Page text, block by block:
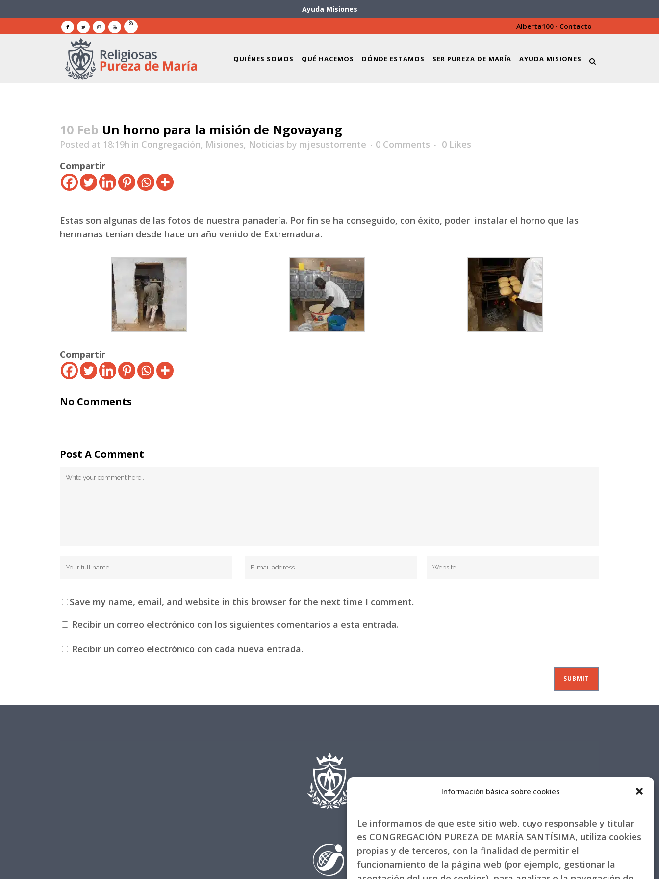
Información básica sobre cookies
Le informamos de que este sitio web, cuyo responsable y titular
es CONGREGACIÓN PUREZA DE MARÍA SANTÍSIMA, utiliza cookies
propias y de terceros, con la finalidad de permitir el
funcionamiento de la página web (por ejemplo, gestionar la
Ayuda Misiones
Alberta100 · Contacto
QUIÉNES SOMOS QUÉ HACEMOS DÓNDE ESTAMOS SER PUREZA DE MARÍA AYUDA MISIONES
10 Feb Un horno para la misión de Ngovayang
Posted at 18:19h in Congregación, Misiones, Noticias by mjesustorrente 0 Comments 0 Likes
Compartir
Estas son algunas de las fotos de nuestra panadería. Por fin se ha conseguido, con éxito, poder instalar el horno que las
hermanas tenían desde hace un año venido de Extremadura.
Compartir
No Comments
Post A Comment
Save my name, email, and website in this browser for the next time I comment.
Recibir un correo electrónico con los siguientes comentarios a esta entrada.
Recibir un correo electrónico con cada nueva entrada.